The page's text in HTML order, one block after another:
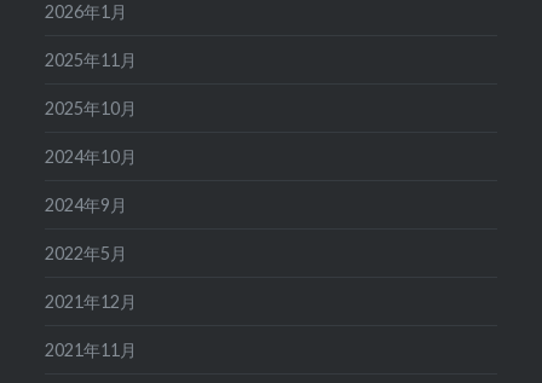
2026年1月
2025年11月
2025年10月
2024年10月
2024年9月
2022年5月
2021年12月
2021年11月